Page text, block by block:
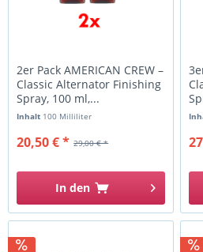
2er Pack AMERICAN CREW –
Classic Alternator Finishing
Spray, 100 ml,...
Inhalt 100 Milliliter
29,00 € *
20,50 € *
In den